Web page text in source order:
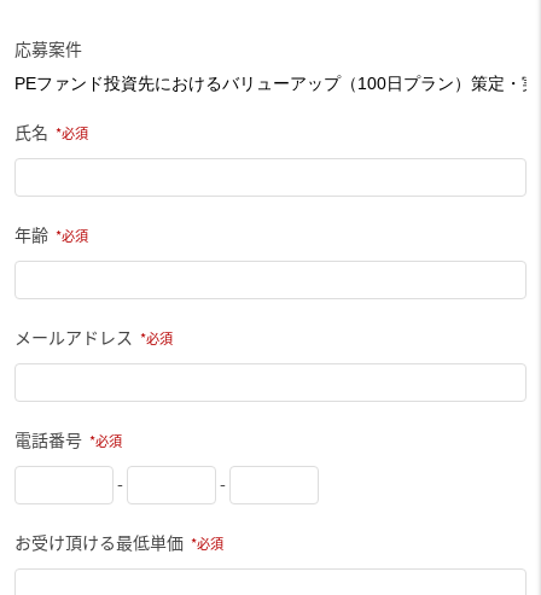
応募案件
氏名
年齢
メールアドレス
電話番号
-
-
お受け頂ける最低単価